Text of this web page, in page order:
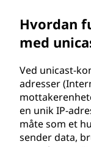
Hvordan
med
Ved unicast-
adresser
en unik IP-
måte som et
sender data,